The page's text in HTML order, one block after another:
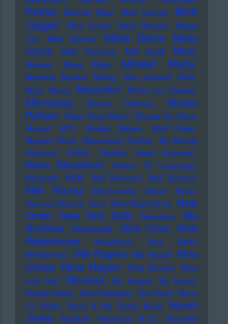
Rother
Michael Stipe Mick Harvey
Mick
Jagger
Mick Jones Micki Meuser
Midge
Ure
Mike Skinner Miles Davis
Miley
Cyrus
Mille Petrozza Milli Vanilli Mine
Ministry Missy Elliott Mittekill Moby
Moderat Modern Talking Moe Jacksch
Mois
Mola
Moog Moonriivr Moritz von Oswald
Morrissey Morton Feldman
Moses
Pelham
Motor Boys Motor
Mouse On Mars
Mozart
MTV Muddy Waters
Muff Potter
Muppet Show
Münchener Freiheit
My Bloody
Valentine
N.W.A. Naddel Nadin Deventer
Nana Mouskouri
Nation Of Language
Nazareth
NDW Neil Diamond Neil Tennant
Neil Young Nekromantix Nemo
Nena
Nervous Norvus Neu! New Model Army New
Order New York Dolls Newcleus
Nia
Archives
Nichtseattle Nick Cave
Nick
Waterhouse
Nickelback Nico
Nikko
Weidemann Nile Rogers Nils Keppel Nina
Chuba Nina Hagen Nina Simone
Nine
Inch Nail
Nirvana No Angels
No Doubt
Noddy Holder Noel Gallagher Noir Désir Nono
La Grinta
Noori & His Dorpa Band
Norah
Jones
Notdurft Notorious B.I.G. Nouvelle